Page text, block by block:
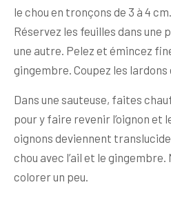
le chou en tronçons de 3 à 4 cm.
Réservez les feuilles dans une
une autre. Pelez et émincez
gingembre. Coupez les lardons
Dans une sauteuse, faites
pour y faire revenir l’oignon et
oignons deviennent
chou avec l’ail et le
colorer un peu.